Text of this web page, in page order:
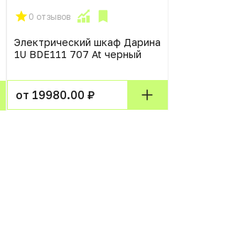
0 отзывов
Электрический шкаф Дарина
1U BDE111 707 At черный
от 19980.00 ₽